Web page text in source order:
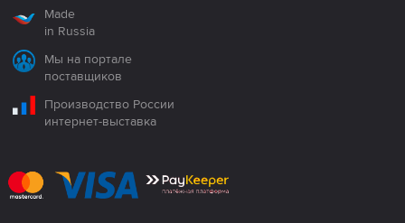
Made
in Russia
Мы на портале
поставщиков
Производство России
интернет-выставка